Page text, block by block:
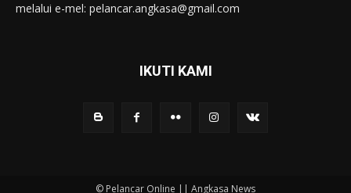
melalui e-mel: pelancar.angkasa@gmail.com
IKUTI KAMI
© Pelancar Online || Angkasa News